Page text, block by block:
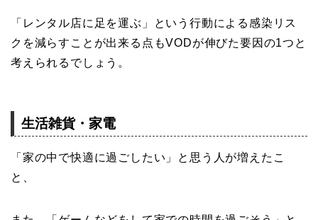
「レンタル店に足を運ぶ」という行動による感染リス
クを減らすことが出来る点もVODが伸びた要因の1つと
考えられるでしょう。
生活雑貨・家電
「家の中で快適に過ごしたい」と思う人が増えたこ
と、